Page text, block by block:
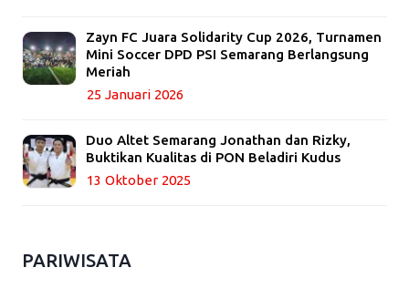
Zayn FC Juara Solidarity Cup 2026, Turnamen
Mini Soccer DPD PSI Semarang Berlangsung
Meriah
25 Januari 2026
Duo Altet Semarang Jonathan dan Rizky,
Buktikan Kualitas di PON Beladiri Kudus
13 Oktober 2025
PARIWISATA